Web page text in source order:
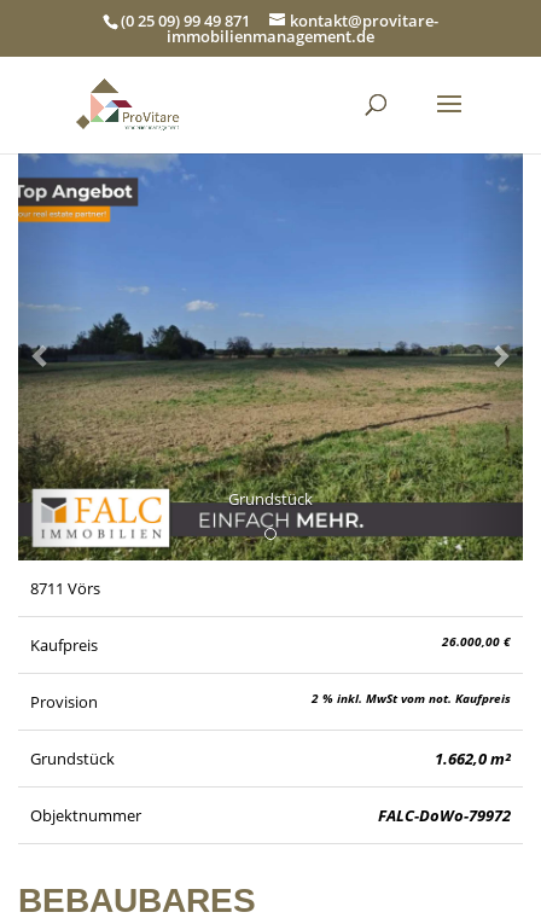
(0 25 09) 99 49 871 kontakt@provitare-
immobilienmanagement.de
Grundstück
Zurück
8711 Vörs
Kaufpreis 26.000,00 €
Provision 2 % inkl. MwSt vom not. Kaufpreis
Grundstück 1.662,0 m²
Objektnummer FALC-DoWo-79972
BEBAUBARES